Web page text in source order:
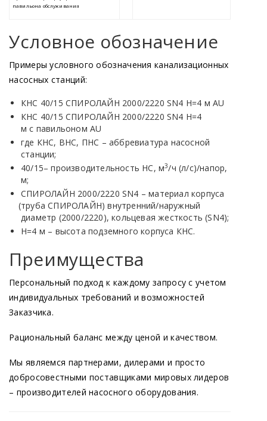
Условное обозначение
Примеры условного обозначения канализационных
насосных станций:
КНС 40/15 СПИРОЛАЙН 2000/2220 SN4 Н=4 м AU
КНС 40/15 СПИРОЛАЙН 2000/2220 SN4 Н=4
м с павильоном AU
где КНС, ВНС, ПНС – аббревиатура насосной
станции;
40/15– производительность НС, м3/ч (л/с)/напор,
м;
СПИРОЛАЙН 2000/2220 SN4 – материал корпуса
(труба СПИРОЛАЙН) внутренний/наружный
диаметр (2000/2220), кольцевая жесткость (SN4);
Н=4 м – высота подземного корпуса КНС.
Преимущества
Персональный подход к каждому запросу с учетом
индивидуальных требований и возможностей
Заказчика.
Рациональный баланс между ценой и качеством.
Мы являемся партнерами, дилерами и просто
добросовестными поставщиками мировых лидеров
– производителей насосного оборудования.